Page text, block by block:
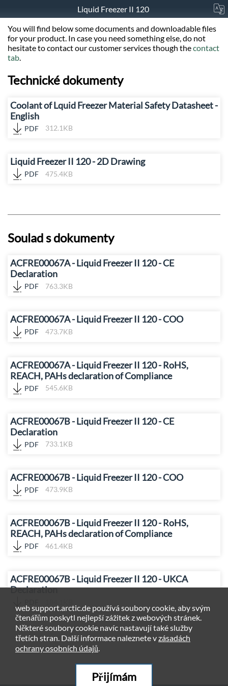
Liquid Freezer II 120
You will find below some documents and downloadable files
for your product. In case you need something else, do not
hesitate to contact our customer services though thecontact
tab.
Technické dokumenty
Coolant of Lquid Freezer Material Safety Datasheet -
English
PDF 312.1KB
Liquid Freezer II 120 - 2D Drawing
PDF 475.4KB
Soulad s dokumenty
ACFRE00067A - Liquid Freezer II 120 - CE
Declaration
PDF 763.3KB
ACFRE00067A - Liquid Freezer II 120 - COO
PDF 473.7KB
ACFRE00067A - Liquid Freezer II 120 - RoHS,
REACH, PAHs declaration of Compliance
PDF 545.6KB
ACFRE00067B - Liquid Freezer II 120 - CE
Declaration
PDF 733.1KB
ACFRE00067B - Liquid Freezer II 120 - COO
PDF 473.9KB
ACFRE00067B - Liquid Freezer II 120 - RoHS,
REACH, PAHs declaration of Compliance
PDF 461.4KB
ACFRE00067B - Liquid Freezer II 120 - UKCA
Declaration
web support.arctic.de používá soubory cookie, aby svým
čtenářům poskytl nejlepší zážitek z webových stránek.
Některé soubory cookie navíc nastavují také služby
třetích stran. Další informace naleznete vzásadách
ochrany osobních údajů.
Přijímám